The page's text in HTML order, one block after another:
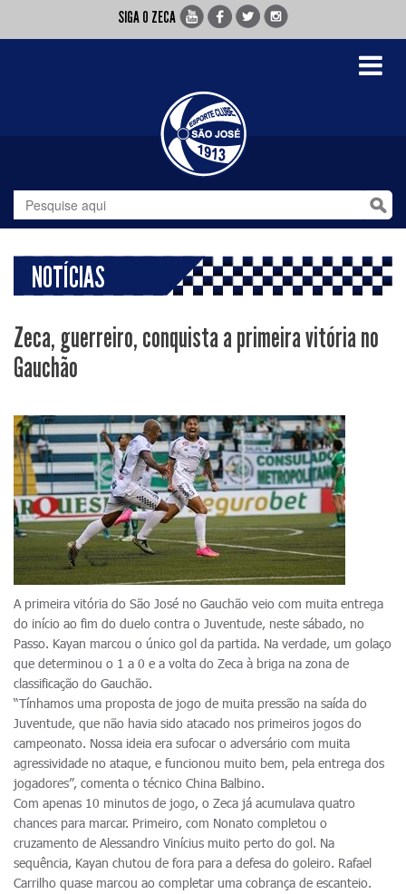
SIGA O ZECA
Toggle
NOTÍCIAS
Zeca, guerreiro, conquista a primeira vitória no
Gauchão
A primeira vitória do São José no Gauchão veio com muita entrega
do início ao fim do duelo contra o Juventude, neste sábado, no
Passo. Kayan marcou o único gol da partida. Na verdade, um golaço
que determinou o 1 a 0 e a volta do Zeca à briga na zona de
classificação do Gauchão.
“Tínhamos uma proposta de jogo de muita pressão na saída do
Juventude, que não havia sido atacado nos primeiros jogos do
campeonato. Nossa ideia era sufocar o adversário com muita
agressividade no ataque, e funcionou muito bem, pela entrega dos
jogadores”, comenta o técnico China Balbino.
Com apenas 10 minutos de jogo, o Zeca já acumulava quatro
chances para marcar. Primeiro, com Nonato completou o
cruzamento de Alessandro Vinícius muito perto do gol. Na
sequência, Kayan chutou de fora para a defesa do goleiro. Rafael
Carrilho quase marcou ao completar uma cobrança de escanteio.